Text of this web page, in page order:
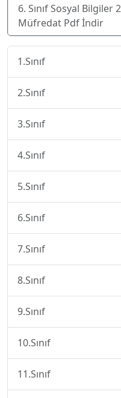
6. Sınıf Sosyal Bilgiler
Müfredat Pdf İndir
1.Sınıf
2.Sınıf
3.Sınıf
4.Sınıf
5.Sınıf
6.Sınıf
7.Sınıf
8.Sınıf
9.Sınıf
10.Sınıf
11.Sınıf